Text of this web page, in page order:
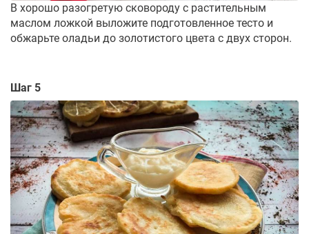
В хорошо разогретую сковороду с растительным
маслом ложкой выложите подготовленное тесто и
обжарьте оладьи до золотистого цвета с двух сторон.
Шаг 5